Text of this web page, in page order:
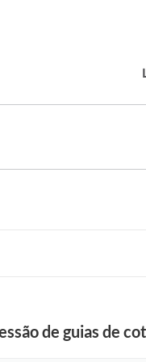
Editais
Esportede guias de